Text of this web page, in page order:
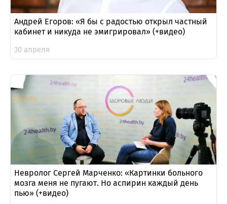
Андрей Егоров: «Я бы с радостью открыл частный
кабинет и никуда не эмигрировал» (+видео)
30 апреля
Невролог Сергей Марченко: «Картинки больного
мозга меня не пугают. Но аспирин каждый день
пью» (+видео)